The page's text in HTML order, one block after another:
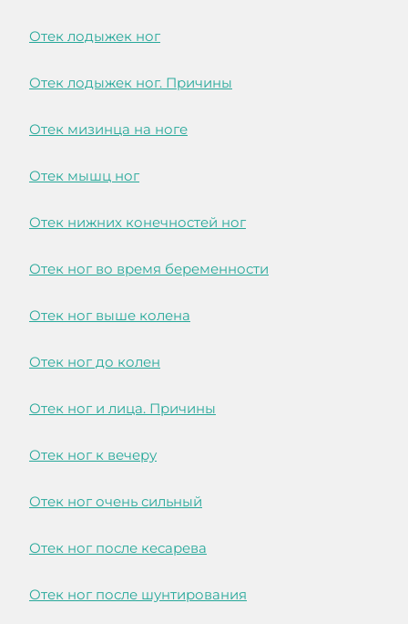
Отек лодыжек ног
Отек лодыжек ног. Причины
Отек мизинца на ноге
Отек мышц ног
Отек нижних конечностей ног
Отек ног во время беременности
Отек ног выше колена
Отек ног до колен
Отек ног и лица. Причины
Отек ног к вечеру
Отек ног очень сильный
Отек ног после кесарева
Отек ног после шунтирования